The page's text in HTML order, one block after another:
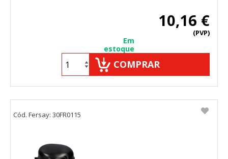
10,16 €
(PVP)
Em
estoque
COMPRAR
Cód. Fersay: 30FR0115